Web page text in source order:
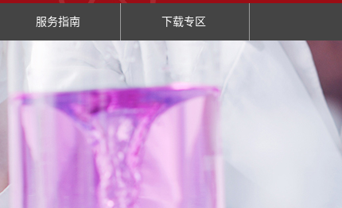
服务指南 下载专区